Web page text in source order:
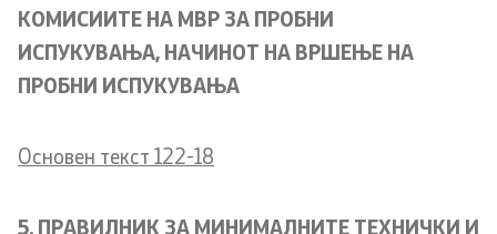
КОМИСИИТЕ НА МВР ЗА ПРОБНИ
ИСПУКУВАЊА, НАЧИНОТ НА ВРШЕЊЕ НА
ПРОБНИ ИСПУКУВАЊА
Основен текст 122-18
5. ПРАВИЛНИК ЗА МИНИМАЛНИТЕ ТЕХНИЧКИ И